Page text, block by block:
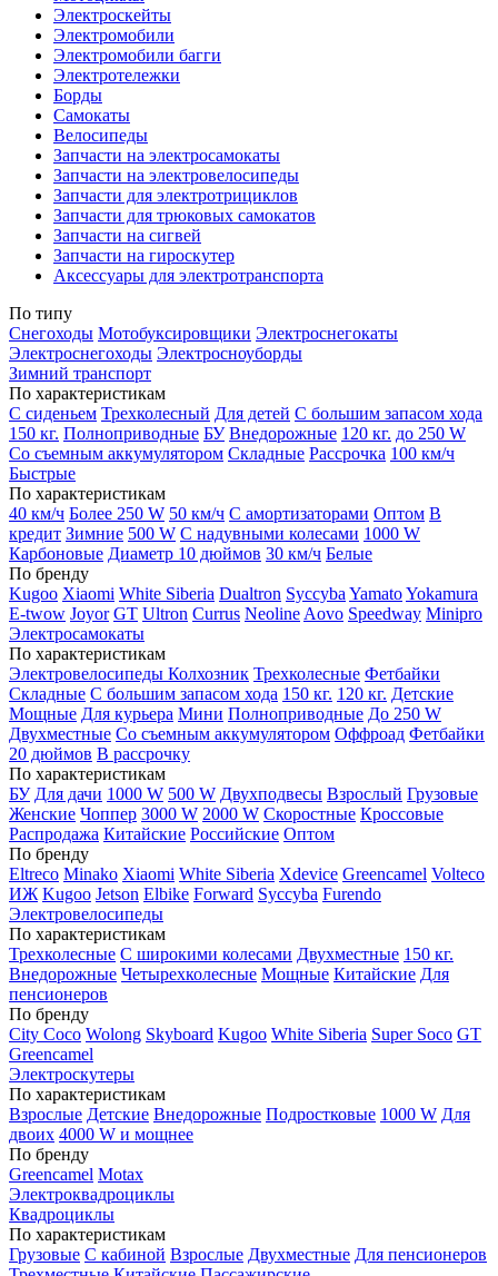
Электроскейты
Электромобили
Электромобили багги
Электротележки
Борды
Самокаты
Велосипеды
Запчасти на электросамокаты
Запчасти на электровелосипеды
Запчасти для электротрициклов
Запчасти для трюковых самокатов
Запчасти на сигвей
Запчасти на гироскутер
Аксессуары для электротранспорта
По типу
Снегоходы Мотобуксировщики Электроснегокаты
Электроснегоходы Электросноуборды
Зимний транспорт
По характеристикам
С сиденьем Трехколесный Для детей С большим запасом хода
150 кг. Полноприводные БУ Внедорожные 120 кг. до 250 W
Со съемным аккумулятором Складные Рассрочка 100 км/ч
Быстрые
По характеристикам
40 км/ч Более 250 W 50 км/ч С амортизаторами Оптом В
кредит Зимние 500 W С надувными колесами 1000 W
Карбоновые Диаметр 10 дюймов 30 км/ч Белые
По бренду
Kugoo Xiaomi White Siberia Dualtron Syccyba YamatoYokamura
E-twow Joyor GT Ultron Currus Neoline Aovo Speedway Minipro
Электросамокаты
По характеристикам
Электровелосипеды Колхозник Трехколесные Фетбайки
Складные С большим запасом хода 150 кг. 120 кг. Детские
Мощные Для курьера Мини Полноприводные До 250 W
Двухместные Со съемным аккумулятором Оффроад Фетбайки
20 дюймов В рассрочку
По характеристикам
БУ Для дачи 1000 W 500 W Двухподвесы Взрослый Грузовые
Женские Чоппер 3000 W 2000 W Скоростные Кроссовые
Распродажа Китайские Российские Оптом
По бренду
Eltreco Minako Xiaomi White Siberia Xdevice Greencamel Volteco
ИЖ Kugoo Jetson Elbike Forward Syccyba Furendo
Электровелосипеды
По характеристикам
Трехколесные С широкими колесами Двухместные 150 кг.
Внедорожные Четырехколесные Мощные Китайские Для
пенсионеров
По бренду
City Coco Wolong Skyboard Kugoo White Siberia Super Soco GT
Greencamel
Электроскутеры
По характеристикам
Взрослые Детские Внедорожные Подростковые 1000 W Для
двоих 4000 W и мощнее
По бренду
Greencamel Motax
Электроквадроциклы
Квадроциклы
По характеристикам
Грузовые С кабиной Взрослые Двухместные Для пенсионеров